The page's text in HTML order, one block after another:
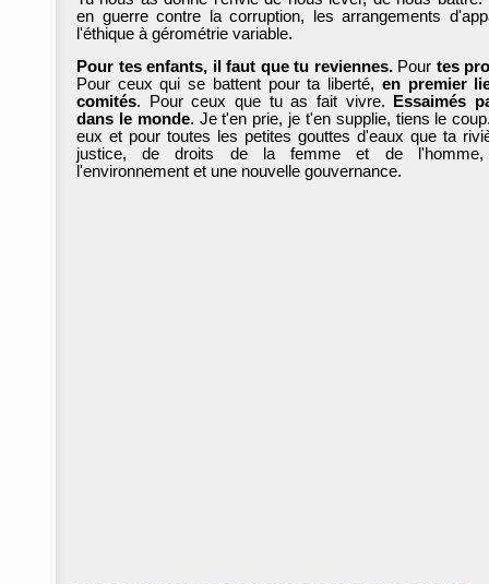
en guerre contre la corruption, les arrangements
l'éthique à gérométrie variable.
Pour tes enfants, il faut que tu reviennes.Pour tes
Pour ceux qui se battent pour ta liberté, en premier
comités. Pour ceux que tu as fait vivre.
Essaimés
dans le monde. Je t'en prie, je t'en supplie, tiens le
eux et pour toutes les petites gouttes d'eaux que ta
justice, de droits de la femme et de l'homme,
l'environnement et une nouvelle gouvernance.